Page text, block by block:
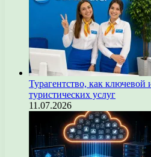
Турагентство, как ключевой
туристических услуг
11.07.2026